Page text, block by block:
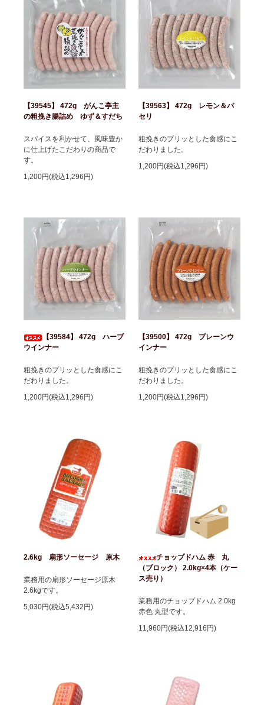
【39545】 472g がんこ亭主
の粗挽き腸詰め ゆず＆すだち
スパイスを利かせて、風味豊か
に仕上げたこだわりの商品で
す。
1,200円(税込1,296円)
【39563】 472g レモン＆パ
セリ
粗挽きのプリッとした食感にこ
だわりました。
1,200円(税込1,296円)
【39584】 472g ハーブ
ウインナー
粗挽きのプリッとした食感にこ
だわりました。
1,200円(税込1,296円)
【39500】 472g プレーンウ
インナー
粗挽きのプリッとした食感にこ
だわりました。
1,200円(税込1,296円)
2.6kg 扇形ソーセージ 原木
業務用の扇形ソーセージ原木
2.6kgです。
5,030円(税込5,432円)
チョップドハム 赤 丸
（ブロック） 2.0kg×4本（ケー
ス売り）
業務用のチョップドハム 2.0kg
赤色 丸型です。
11,960円(税込12,916円)